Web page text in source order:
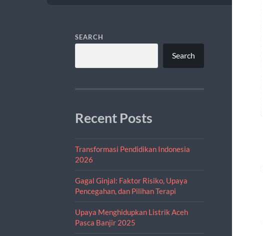
SEARCH
Search
Recent Posts
Transformasi Pendidikan Indonesia
2026
Gagal Ginjal: Faktor Risiko, Upaya
Pencegahan, dan Pilihan Terapi
Upaya Menghidupkan Listrik Aceh
Pasca Banjir 2025